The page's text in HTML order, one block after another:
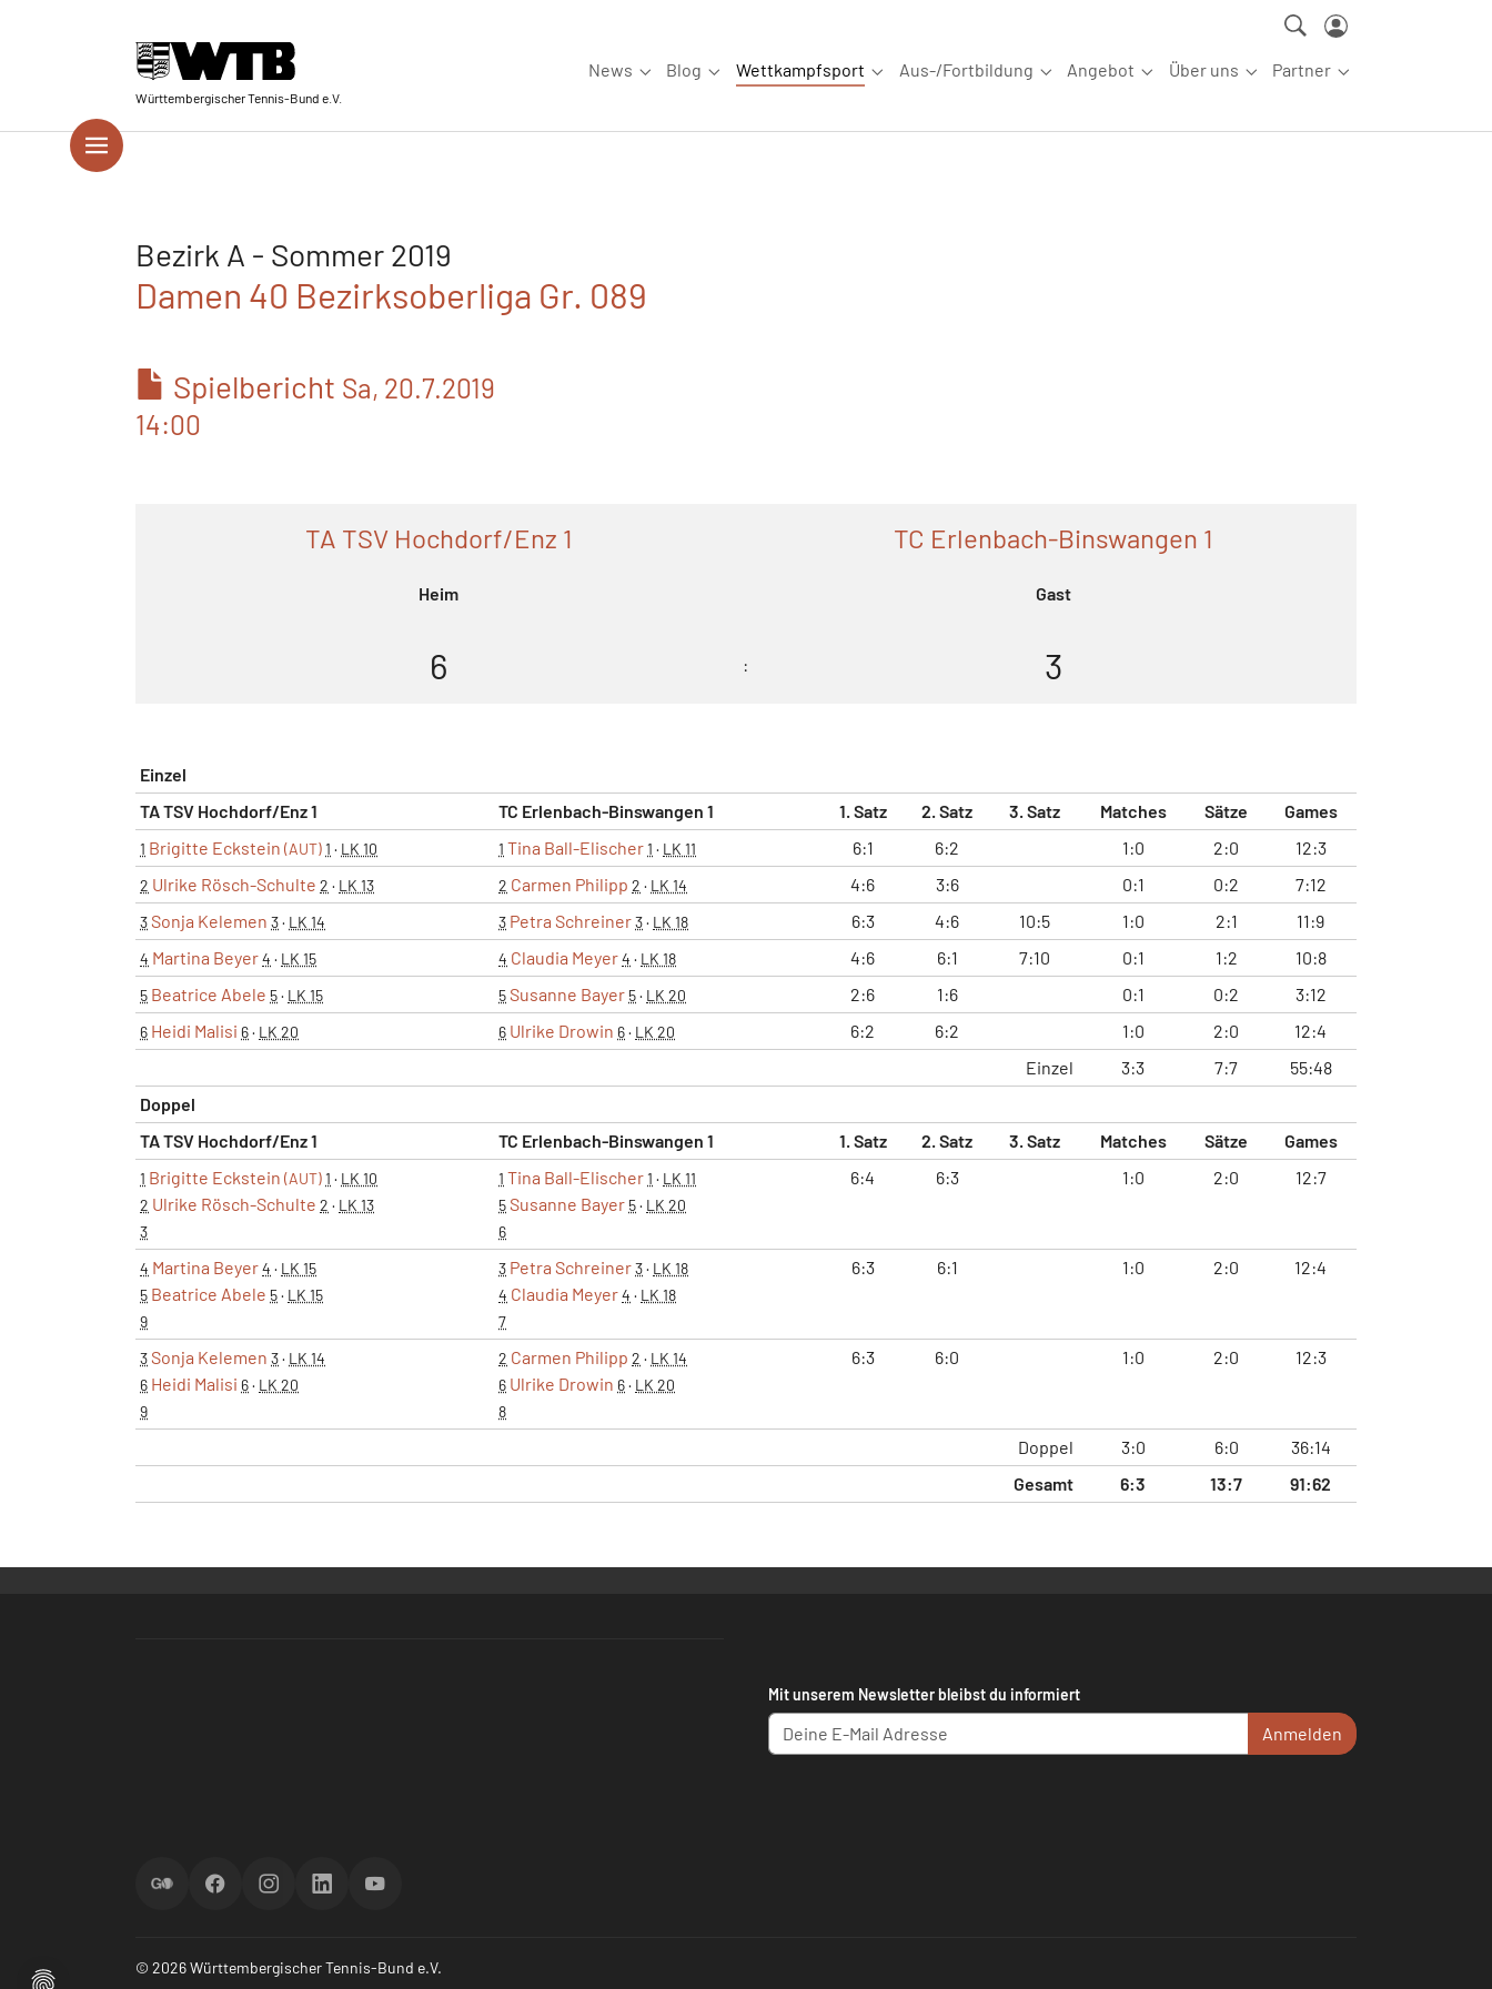
Württembergischer Tennis-Bund e.V.
News
Submenu for "News"
Blog
Submenu for "Blog"
Wettkampfsport
Submenu for "Wettkampfsport"
Aus-/Fortbildung
Submenu for "Aus-/Fortbildung"
Angebot
Submenu for "Angebot"
Über uns
Submenu for "Über uns"
Partner
Submenu for
Bezirk A - Sommer 2019
Damen 40 Bezirksoberliga Gr. 089
Spielbericht Sa, 20.7.2019
14:00
TA TSV Hochdorf/Enz 1
Heim
TC Erlenbach-Binswangen 1
Gast
6 : 3
Einzel
TA TSV Hochdorf/Enz 1
TC Erlenbach-Binswangen 1 1. Satz 2. Satz 3. Satz Matches Sätze Games
1 Brigitte Eckstein (AUT)1 · LK 10 1 Tina Ball-Elischer1 · LK 11 6:1 6:2 1:0 2:0 12:3
2 Ulrike Rösch-Schulte 2 · LK 13 2 Carmen Philipp 2 · LK 14 4:6 3:6 0:1 0:2 7:12
3Sonja Kelemen 3· LK 14 3 Petra Schreiner3· LK 18 6:3 4:6 10:5 1:0 2:1 11:9
4 Martina Beyer4 · LK 15 4 Claudia Meyer4 · LK 18 4:6 6:1 7:10 0:1 1:2 10:8
5 Beatrice Abele 5· LK 15 5Susanne Bayer 5· LK 20 2:6 1:6 0:1 0:2 3:12
6 Heidi Malisi 6· LK 20 6 Ulrike Drowin 6· LK 20 6:2 6:2 1:0 2:0
12:4
Einzel
3:3 7:7
55:48
Doppel
TA TSV Hochdorf/Enz 1
TC Erlenbach-Binswangen 1 1. Satz 2. Satz 3. Satz Matches Sätze Games
1 Brigitte Eckstein (AUT)1 · LK 10
2 Ulrike Rösch-Schulte 2 · LK 13
3
1 Tina Ball-Elischer1 · LK 11
5Susanne Bayer 5· LK 20
6
6:4 6:3 1:0 2:0 12:7
4 Martina Beyer4 · LK 15
5 Beatrice Abele 5· LK 15
9
3 Petra Schreiner3· LK 18
4 Claudia Meyer4 · LK 18
7
6:3 6:1 1:0 2:0 12:4
3Sonja Kelemen 3· LK 14
6 Heidi Malisi 6· LK 20
9
2 Carmen Philipp 2 · LK 14
6 Ulrike Drowin 6· LK 20
8
6:3 6:0 1:0 2:0 12:3
Doppel 3:0 6:0
36:14
Gesamt
6:3 13:7 91:62
Mit unserem Newsletter bleibst du informiert
Anmelden
ScoreGOFacebookInstagramLinkedInYouTube
© 2026 Württembergischer Tennis-Bund e.V.